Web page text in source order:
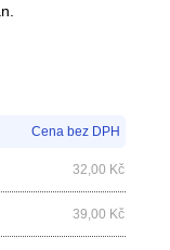
Cena bez DPH
32,00 Kč
39,00 Kč